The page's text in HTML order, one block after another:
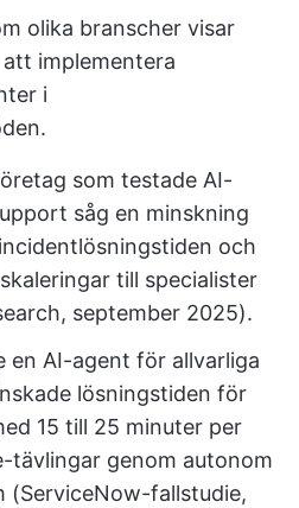
olika branscher visar
implementera
i
som testade AI-
såg en minskning
och
till specialister
september 2025).
en AI-agent för allvarliga
lösningstiden för
15 till 25 minuter per
tävlingar genom autonom
(ServiceNow-fallstudie,